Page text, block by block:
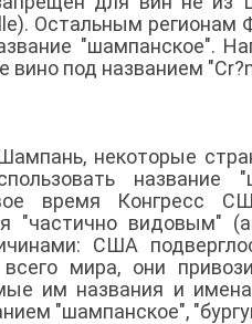
Остальным регионам
"шампанское".
вино под названием
некоторые
название
время Конгресс
"частично видовым"
США
мира, они
им названия и
"шампанское",